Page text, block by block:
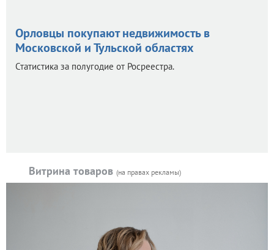
Орловцы покупают недвижимость в
Московской и Тульской областях
Статистика за полугодие от Росреестра.
Витрина товаров (на правах рекламы)